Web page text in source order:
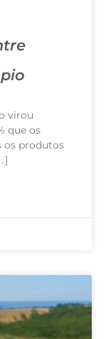
virou
que os
os produtos